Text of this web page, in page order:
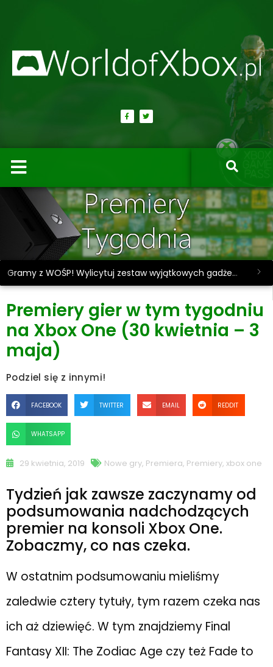
Gramy z WOŚP! Wylicytuj zestaw wyjątkowych gadżetów.
Premiery gier w tym tygodniu
na Xbox One (30 kwietnia – 3
maja)
Podziel się z innymi!
FACEBOOK TWITTER EMAIL REDDIT
WHATSAPP
29 kwietnia, 2019 Nowe gry, Premiera, Premiery, xbox one
Tydzień jak zawsze zaczynamy od
podsumowania nadchodzących
premier na konsoli Xbox One.
Zobaczmy, co nas czeka.
W ostatnim podsumowaniu mieliśmy
zaledwie cztery tytuły, tym razem czeka nas
ich aż dziewięć. W tym znajdziemy Final
Fantasy XII: The Zodiac Age czy też Fade to